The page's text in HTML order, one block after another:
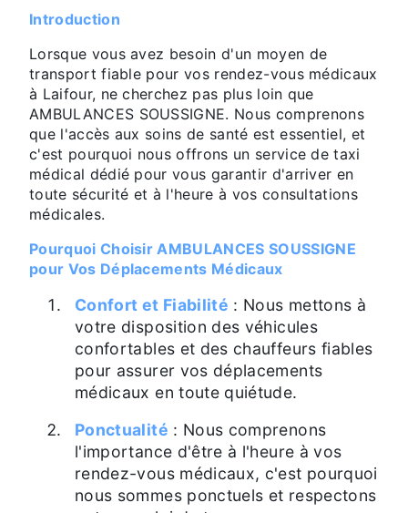
Introduction
Lorsque vous avez besoin d'un moyen de
transport fiable pour vos rendez-vous médicaux
à Laifour, ne cherchez pas plus loin que
AMBULANCES SOUSSIGNE. Nous comprenons
que l'accès aux soins de santé est essentiel, et
c'est pourquoi nous offrons un service de taxi
médical dédié pour vous garantir d'arriver en
toute sécurité et à l'heure à vos consultations
médicales.
Pourquoi Choisir AMBULANCES SOUSSIGNE
pour Vos Déplacements Médicaux
Confort et Fiabilité : Nous mettons à
votre disposition des véhicules
confortables et des chauffeurs fiables
pour assurer vos déplacements
médicaux en toute quiétude.
Ponctualité : Nous comprenons
l'importance d'être à l'heure à vos
rendez-vous médicaux, c'est pourquoi
nous sommes ponctuels et respectons